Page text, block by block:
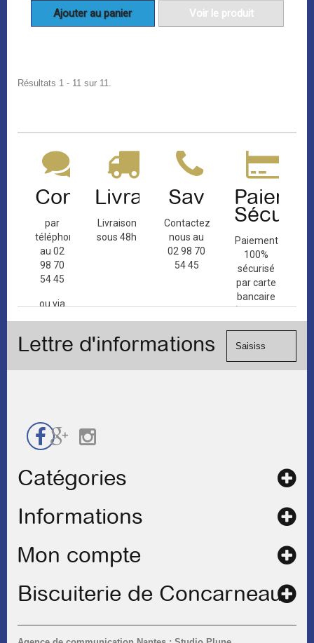
Ajouter au panier Voir le produit
Résultats 1 - 11 sur 11.
Contact
par
téléphone
au 02
98 70
54 45
ou via
de
Livraison
Livraison
sous 48h
Sav
Contactez-
nous au
02 98 70
54 45
Paiement
100%
sécurisé
par carte
bancaire
(Mastercard,
Visa, ...) et
Lettre d'informations
Catégories
Informations
Mon compte
Biscuiterie de Concarneau